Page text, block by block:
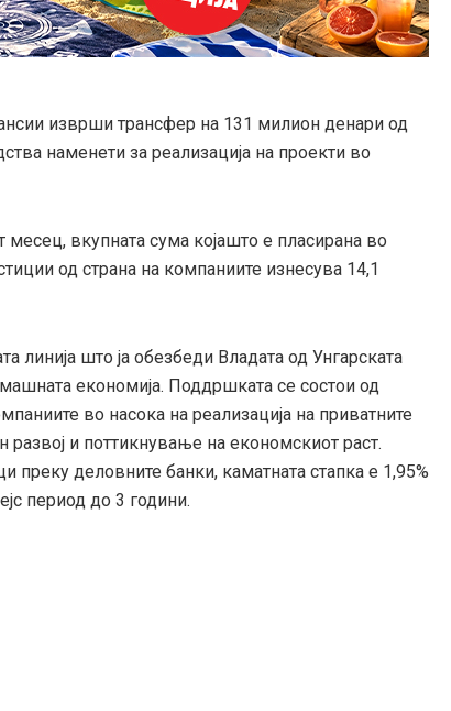
изврши трансфер на 131 милион денари од
наменети за реализација на проекти во
вкупната сума којашто е пласирана во
од страна на компаниите изнесува 14,1
линија што ја обезбеди Владата од Унгарската
економија. Поддршката се состои од
во насока на реализација на приватните
и поттикнување на економскиот раст.
преку деловните банки, каматната стапка е 1,95%
период до 3 години.